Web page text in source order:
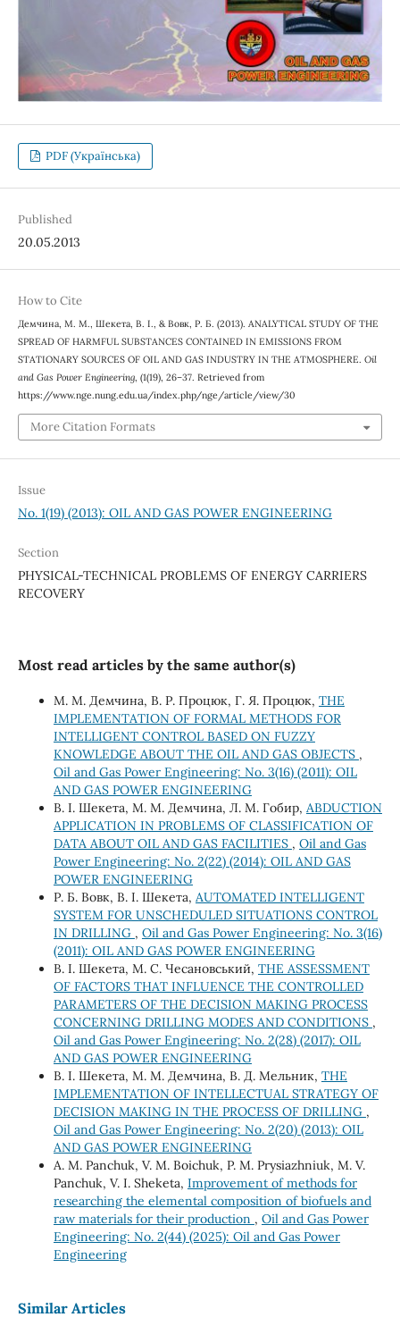
PDF (Українська)
Published
20.05.2013
How to Cite
Демчина, М. М., Шекета, В. І., & Вовк, Р. Б. (2013). ANALYTICAL STUDY OF THE
SPREAD OF HARMFUL SUBSTANCES CONTAINED IN EMISSIONS FROM
STATIONARY SOURCES OF OIL AND GAS INDUSTRY IN THE ATMOSPHERE. Oil
and Gas Power Engineering, (1(19), 26–37. Retrieved from
https://www.nge.nung.edu.ua/index.php/nge/article/view/30
More Citation Formats
Issue
No. 1(19) (2013): OIL AND GAS POWER ENGINEERING
Section
PHYSICAL-TECHNICAL PROBLEMS OF ENERGY CARRIERS
RECOVERY
Most read articles by the same author(s)
М. М. Демчина, В. Р. Процюк, Г. Я. Процюк, THE
IMPLEMENTATION OF FORMAL METHODS FOR
INTELLIGENT CONTROL BASED ON FUZZY
KNOWLEDGE ABOUT THE OIL AND GAS OBJECTS ,
Oil and Gas Power Engineering: No. 3(16) (2011): OIL
AND GAS POWER ENGINEERING
В. І. Шекета, М. М. Демчина, Л. М. Гобир, ABDUCTION
APPLICATION IN PROBLEMS OF CLASSIFICATION OF
DATA ABOUT OIL AND GAS FACILITIES , Oil and Gas
Power Engineering: No. 2(22) (2014): OIL AND GAS
POWER ENGINEERING
Р. Б. Вовк, В. І. Шекета, AUTOMATED INTELLIGENT
SYSTEM FOR UNSCHEDULED SITUATIONS CONTROL
IN DRILLING , Oil and Gas Power Engineering: No. 3(16)
(2011): OIL AND GAS POWER ENGINEERING
В. І. Шекета, М. С. Чесановський, THE ASSESSMENT
OF FACTORS THAT INFLUENCE THE CONTROLLED
PARAMETERS OF THE DECISION MAKING PROCESS
CONCERNING DRILLING MODES AND CONDITIONS ,
Oil and Gas Power Engineering: No. 2(28) (2017): OIL
AND GAS POWER ENGINEERING
В. І. Шекета, М. М. Демчина, В. Д. Мельник, THE
IMPLEMENTATION OF INTELLECTUAL STRATEGY OF
DECISION MAKING IN THE PROCESS OF DRILLING ,
Oil and Gas Power Engineering: No. 2(20) (2013): OIL
AND GAS POWER ENGINEERING
А. М. Panchuk, V. М. Boichuk, P. М. Prysiazhniuk, М. V.
Panchuk, V. І. Sheketa, Improvement of methods for
researching the elemental composition of biofuels and
raw materials for their production , Oil and Gas Power
Engineering: No. 2(44) (2025): Oil and Gas Power
Engineering
Similar Articles